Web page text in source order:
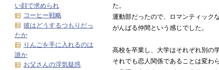
た。
運動部だったので、ロマンティック
がんばる仲間という感じでした。
高校を卒業し、大学はそれぞれ別の
それでも恋人関係であることは変わ
い顔で求められ
コーヒー戦略
彼はどうするつもりだっ
たか
りんごを手に入れるのは
誰か
お父さんの浮気疑惑